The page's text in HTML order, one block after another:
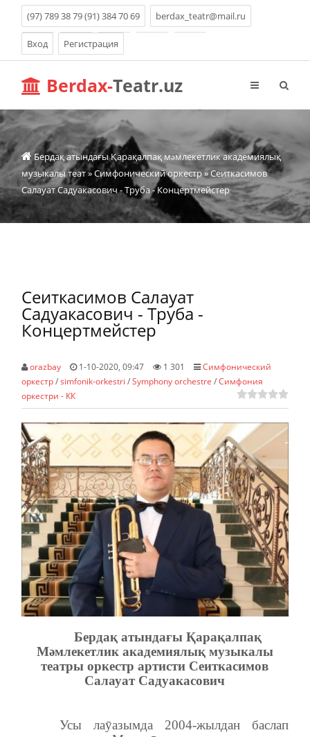
(97) 789 38 79 (91) 384 70 69 berdax_teatr@mail.ru
Вход Регистрация
Berdax-Teatr.uz
Бердақ атындағы Қарақалпақ мəмлекетлик академиялық
музыкалы теат»Симфонический оркестр» Сеиткасимов
Салауат Садуакасович - Труба - Концертмейстер
Сеиткасимов Салауат
Садуакасович - Труба -
Концертмейстер
orazbay 1-10-2020, 09:47 1 301
Симфонический
оркестр/simfonik-orkestri /Symphony orchestre /Симфония
оркестри - КК
Бердақ атындағы Қарақалпақ
Мәмлекетлик академиялық музыкалы
театры оркестр артисти Сеиткасимов
Салауат Садуакасович
Усы лаӯазымда 2004-жылдан баслап